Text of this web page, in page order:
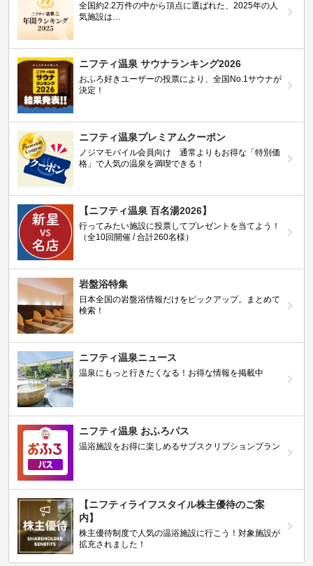
全国約2.2万件の中から頂点に選ばれた、2025年の人
気施設は…
ニフティ温泉 サウナランキング2026
おふろ好きユーザーの投票により、全国No.1サウナが
決定！
ニフティ温泉プレミアムクーポン
ノジマモバイル会員向け 通常よりもお得な「特別価
格」で人気の温泉を満喫できる！
【ニフティ温泉 百名湯2026】
行ってみたい施設に投票してプレゼントを当てよう！
（全10回開催 / 合計260名様）
岩盤浴特集
日本全国の岩盤浴情報だけをピックアップ。まとめて
検索！
ニフティ温泉ニュース
温泉にもっと行きたくなる！お得な情報を掲載中
ニフティ温泉 おふろパス
温浴施設をお得に楽しめるサブスクリプションプラン
【ニフティライフスタイル株主優待のご案
内】
株主優待制度で人気の温浴施設に行こう！対象施設が
拡充されました！